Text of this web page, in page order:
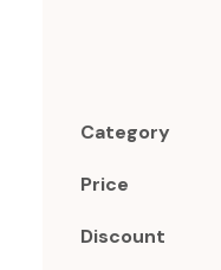
Category
Price
Discount